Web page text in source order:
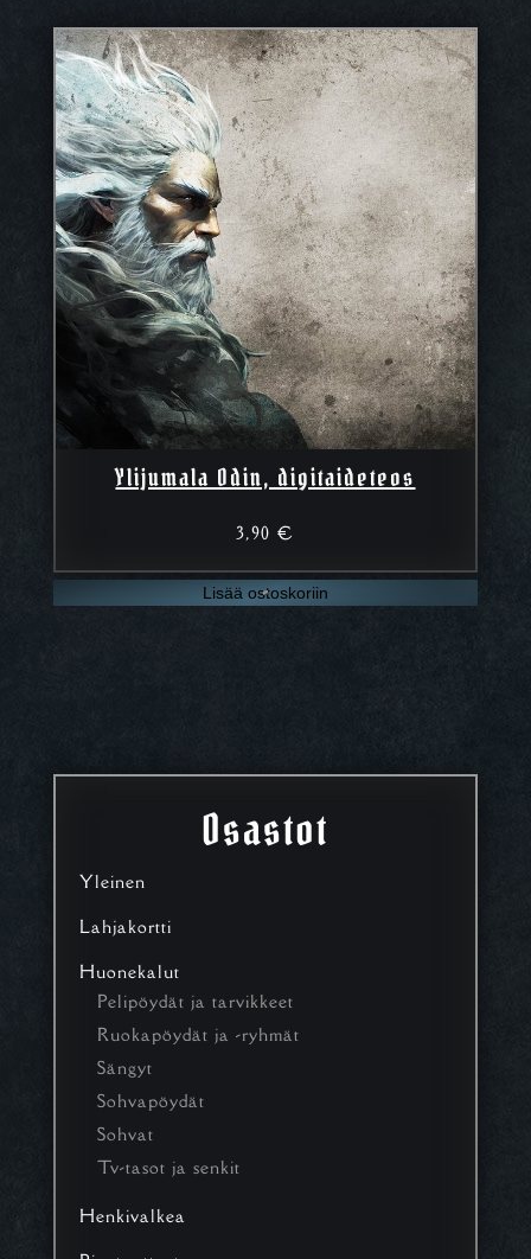
Osastot
Yleinen
Lahjakortti
Huonekalut
Pelipöydät ja tarvikkeet
Ruokapöydät ja -ryhmät
Sängyt
Sohvapöydät
Sohvat
Tv-tasot ja senkit
Henkivalkea
Ylijumala Odin, digitaideteos
3,90€
Lisää ostoskoriin